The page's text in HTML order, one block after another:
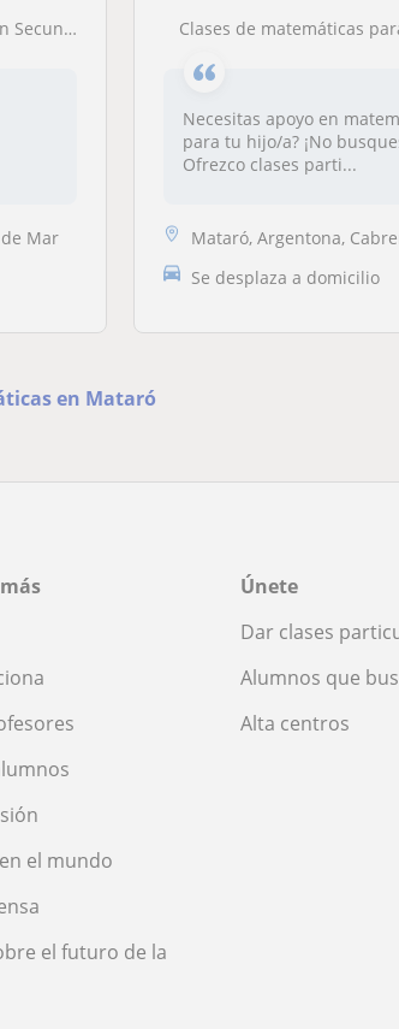
(ESO)
Mar
Clases de matemáticas
Necesitas apoyo en
para tu hijo/a? ¡No
Ofrezco clases parti...
Mataró, Argentona, Cabrera de Mar, Sant Andreu
Se desplaza a domicilio
en Mataró
el mundo
el futuro de la
Únete
Dar clases
Alumnos que
Alta centros